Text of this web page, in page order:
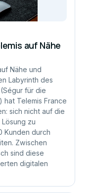
auf Nähe
Nähe und
Labyrinth des
(Ségur für die
Telemis France
sich nicht auf die
zu
Kunden durch
Zwischen
sind diese
digitalen